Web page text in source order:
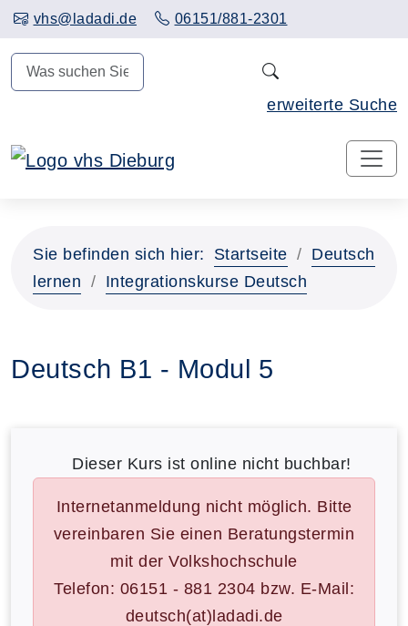
vhs@ladadi.de 06151/881-2301
erweiterte Suche
Hauptinhalt anspringen
Sie befinden sich hier: Startseite
Deutsch
lernen
Integrationskurse Deutsch
Deutsch B1 - Modul 5
Dieser Kurs ist online nicht buchbar!
Internetanmeldung nicht möglich. Bitte
vereinbaren Sie einen Beratungstermin
mit der Volkshochschule
Telefon: 06151 - 881 2304 bzw. E-Mail:
deutsch(at)ladadi.de